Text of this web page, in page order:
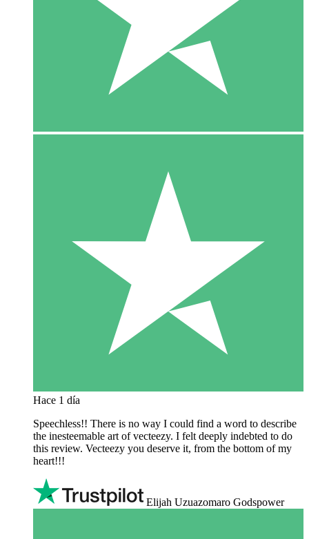
Hace 1 día
Speechless!! There is no way I could find a word to describe
the inesteemable art of vecteezy. I felt deeply indebted to do
this review. Vecteezy you deserve it, from the bottom of my
heart!!!
Elijah Uzuazomaro Godspower